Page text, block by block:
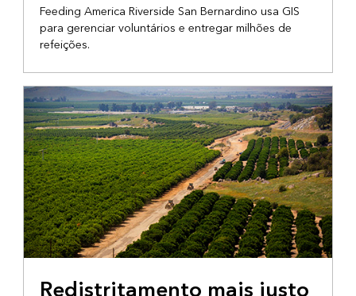
Feeding America Riverside San Bernardino usa GIS
para gerenciar voluntários e entregar milhões de
refeições.